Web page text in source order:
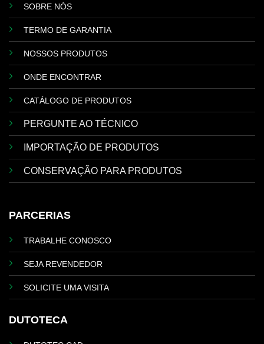
SOBRE NÓS
TERMO DE GARANTIA
NOSSOS PRODUTOS
ONDE ENCONTRAR
CATÁLOGO DE PRODUTOS
PERGUNTE AO TÉCNICO
IMPORTAÇÃO DE PRODUTOS
CONSERVAÇÃO PARA PRODUTOS
PARCERIAS
TRABALHE CONOSCO
SEJA REVENDEDOR
SOLICITE UMA VISITA
DUTOTECA